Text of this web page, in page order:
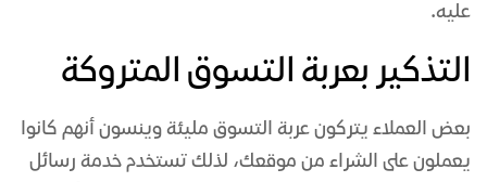
عليه.
التذكير بعربة التسوق المتروكة
بعض العملاء يتركون عربة التسوق مليئة وينسون أنهم كانوا
يعملون على الشراء من موقعك، لذلك تستخدم خدمة رسائل